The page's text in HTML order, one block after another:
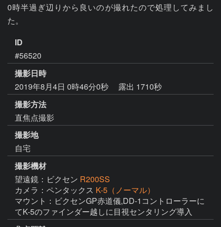
0時半過ぎ辺りから良いのが撮れたので処理してみまし
た。
ID
#56520
撮影日時
2019年8月4日 0時46分0秒
露出 1710秒
撮影方法
直焦点撮影
撮影地
自宅
撮影機材
望遠鏡：ビクセン R200SS
カメラ：ペンタックス K-5（ノーマル）
マウント：ビクセンGP赤道儀,DD-1コントローラーに
てK-5のファインダー越しに目視センタリング導入